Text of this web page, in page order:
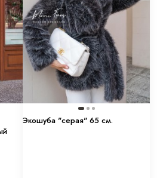
Экошуба "серая" 65 см.